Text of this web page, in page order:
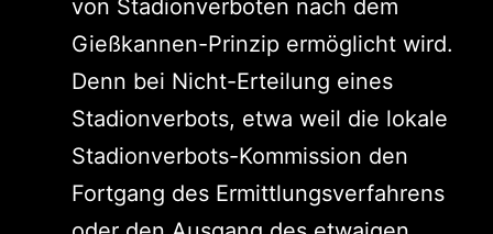
von Stadionverboten nach dem
Gießkannen-Prinzip ermöglicht wird.
Denn bei Nicht-Erteilung eines
Stadionverbots, etwa weil die lokale
Stadionverbots-Kommission den
Fortgang des Ermittlungsverfahrens